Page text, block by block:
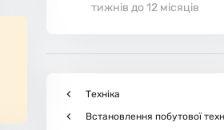
тижнів до 12 місяців
Техніка
Встановлення побутової